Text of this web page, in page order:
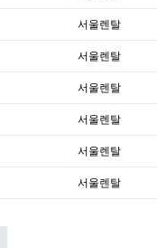
서울렌탈
서울렌탈
서울렌탈
서울렌탈
서울렌탈
서울렌탈